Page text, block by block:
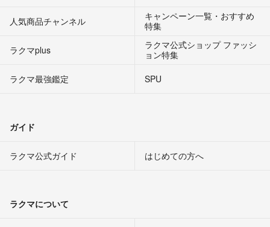
人気商品チャンネル
キャンペーン一覧・おすすめ
特集
ラクマplus
ラクマ公式ショップ ファッシ
ョン特集
ラクマ最強鑑定
SPU
ガイド
ラクマ公式ガイド はじめての方へ
ラクマについて